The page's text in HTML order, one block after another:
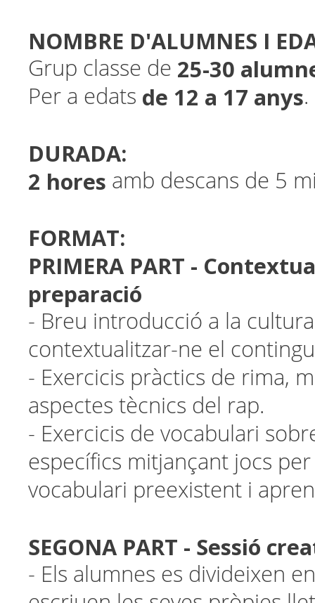
NOMBRE D'ALUMNES I
Grup classe de 25-30
Per a edats de 12 a 17 anys.
DURADA:
2 hores amb descans de 5
FORMAT:
PRIMERA PART -
preparació
- Breu introducció a la
contextualitzar-ne el
- Exercicis pràctics de rima,
aspectes tècnics del rap.
- Exercicis de vocabulari
específics mitjançant jocs
vocabulari preexistent i
SEGONA PART - Sessió
- Els alumnes es divideixen